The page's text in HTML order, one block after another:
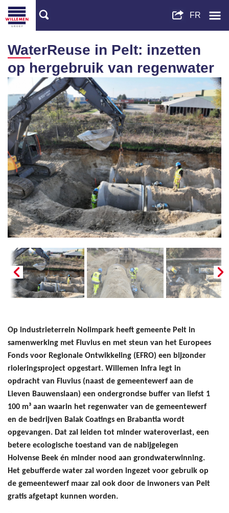
WaterReuse in Pelt: inzetten
op hergebruik van regenwater
Op industrieterrein Nolimpark heeft gemeente Pelt in
samenwerking met Fluvius en met steun van het Europees
Fonds voor Regionale Ontwikkeling (EFRO) een bijzonder
rioleringsproject opgestart. Willemen Infra legt in
opdracht van Fluvius (naast de gemeentewerf aan de
Lieven Bauwenslaan) een ondergrondse buffer van liefst 1
100 m³ aan waarin het regenwater van de gemeentewerf
en de bedrijven Balak Coatings en Brabantia wordt
opgevangen. Dat zal leiden tot minder wateroverlast, een
betere ecologische toestand van de nabijgelegen
Holvense Beek én minder nood aan grondwaterwinning.
Het gebufferde water zal worden ingezet voor gebruik op
de gemeentewerf maar zal ook door de inwoners van Pelt
gratis afgetapt kunnen worden.